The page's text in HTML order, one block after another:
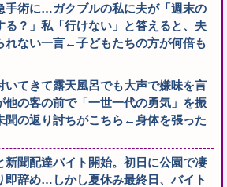
手術に…ガクブルの私に夫が「週末の
る？」私「行けない」と答えると、夫
れない一言←子どもたちの方が何倍も
いてきて露天風呂でも大声で嫌味を言
他の客の前で「一世一代の勇気」を振
聞の返り討ちがこちら←身体を張った
新聞配達バイト開始。初日に公園で凄
即辞め…しかし夏休み最終日、バイト